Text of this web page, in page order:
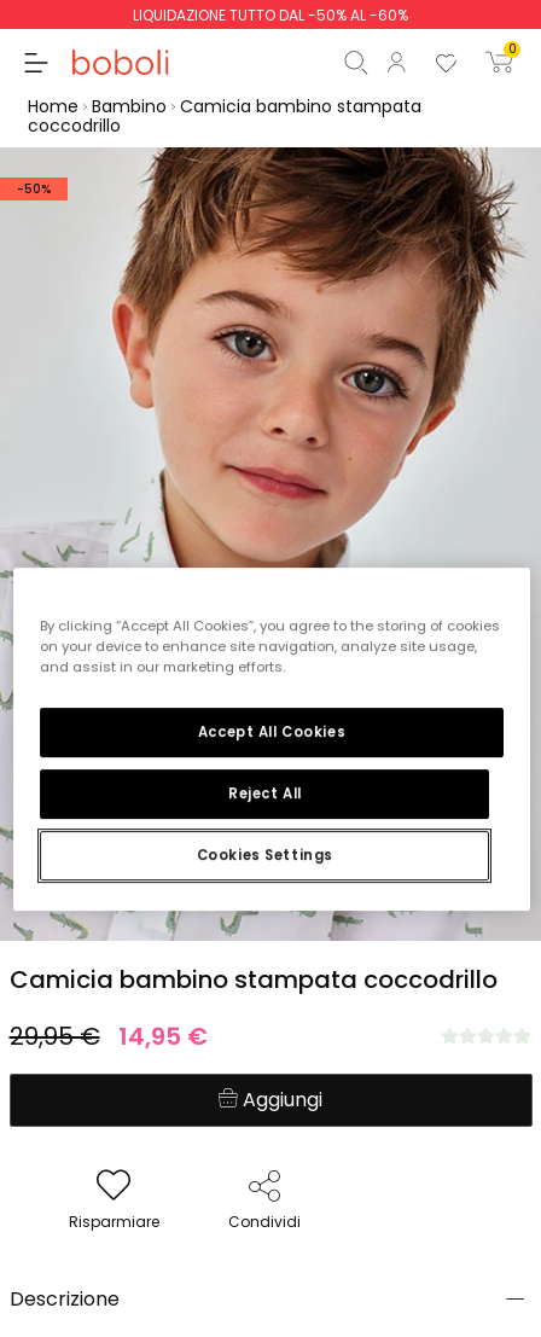
LIQUIDAZIONE TUTTO DAL -50% AL -60%
0
Totale parziale 0,00 €
0,00 €
Continua Inizio ordine
Home Bambino Camicia bambino stampata
coccodrillo
-50%
1 2 3 4 5
Camicia bambino stampata coccodrillo
29,95 € 14,95 €
Aggiungi
Risparmiare Condividi
Descrizione
By clicking “Accept All Cookies”, you agree to the storing of cookies
on your device to enhance site navigation, analyze site usage,
and assist in our marketing efforts.
Cookies Settings
Reject All
Accept All Cookies